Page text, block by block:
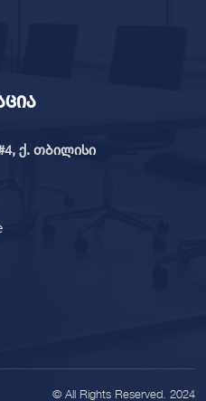
ქ. თბილისი
© All Rights Reserved. 2024